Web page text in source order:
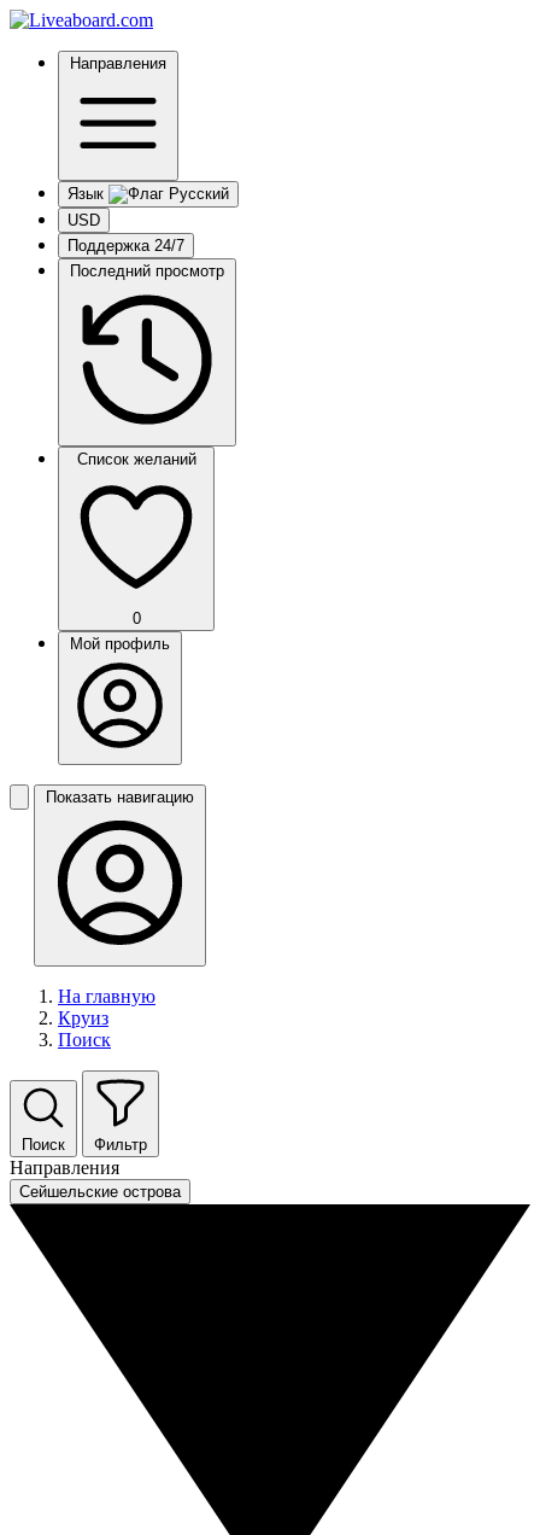
Направления
Язык
USD
Поддержка 24/7
Последний просмотр
Список желаний
0
Мой профиль
Показать навигацию
На главную
Круиз
Поиск
Поиск Фильтр
Направления
Сейшельские острова